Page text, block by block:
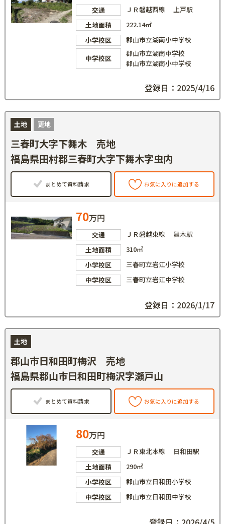
交通
ＪＲ磐越西線 上戸駅
土地面積
222.14㎡
小学校区
郡山市立湖南小中学校
中学校区
郡山市立湖南中学校
郡山市立湖南小中学校
登録日：2025/4/16
土地 更地
三春町大字下舞木 売地
福島県田村郡三春町大字下舞木字虫内
まとめて資料請求 お気に入りに追加する
70万円
交通
ＪＲ磐越東線 舞木駅
土地面積
310㎡
小学校区
三春町立岩江小学校
中学校区
三春町立岩江中学校
登録日：2026/1/17
土地
郡山市日和田町梅沢 売地
福島県郡山市日和田町梅沢字瀬戸山
まとめて資料請求 お気に入りに追加する
80万円
交通
ＪＲ東北本線 日和田駅
土地面積
290㎡
小学校区
郡山市立日和田小学校
中学校区
郡山市立日和田中学校